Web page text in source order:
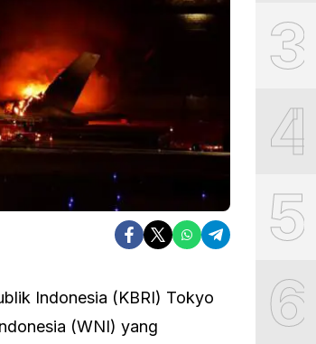
Indonesia (KBRI) Tokyo
(WNI) yang
3
4
5
6